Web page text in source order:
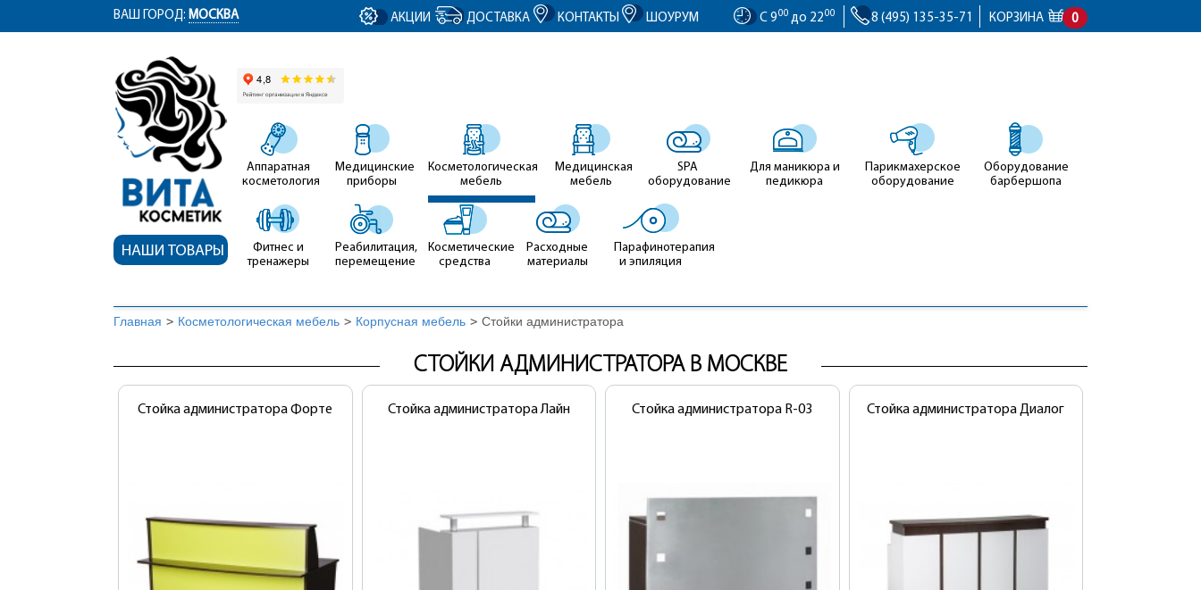
ym(12767704, 'getClientID', function(clientID) { document.getElementById('clientID').value = clientID; });
ВАШ ГОРОД: МОСКВА АКЦИИ ДОСТАВКА КОНТАКТЫ ШОУРУМ С 900 до 2200 8 (495) 135-35-71 КОРЗИНА 0
НАШИ ТОВАРЫ
Аппаратная
косметология
Медицинские
приборы
Косметологическая
мебель
Медицинская
мебель
SPA
оборудование
Для маникюра и
педикюра
Парикмахерское
оборудование
Оборудование
барбершопа
Фитнес и
тренажеры
Реабилитация,
перемещение
Косметические
средства
Расходные
материалы
Парафинотерапия
и эпиляция
Главная > Косметологическая мебель > Корпусная мебель > Стойки администратора
СТОЙКИ АДМИНИСТРАТОРА В МОСКВЕ
Стойка администратора Форте Стойка администратора Лайн Стойка администратора R-03 Стойка администратора Диалог